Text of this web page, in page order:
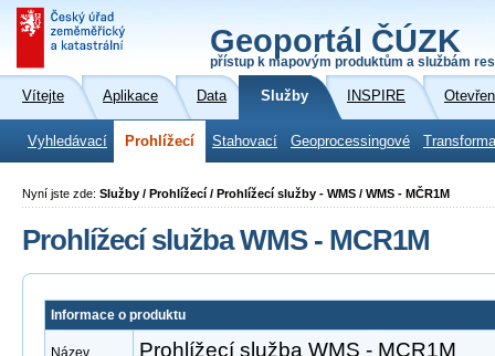
Geoportál ČÚZK
přístup k mapovým produktům a službám
Vítejte Aplikace Data Služby INSPIRE
Vyhledávací Prohlížecí Stahovací Geoprocessingové
Nyní jste zde: Služby / Prohlížecí / Prohlížecí služby - WMS / WMS - MČR1M
Prohlížecí služba WMS - MCR1M
Informace o produktu
Název Prohlížecí služba WMS - MCR1M